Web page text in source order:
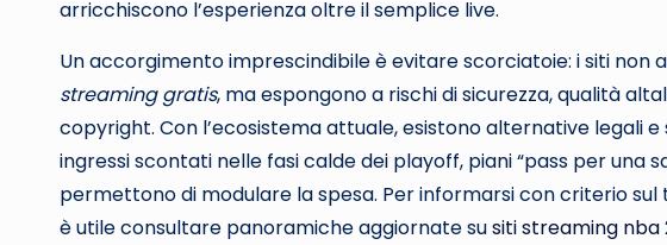
arricchiscono l’esperienza oltre il semplice live.
Un accorgimento imprescindibile è evitare scorciatoie: i siti
streaming gratis, ma espongono a rischi di sicurezza, qualità
copyright. Con l’ecosistema attuale, esistono alternative legali e
ingressi scontati nelle fasi calde dei playoff, piani “pass per una
permettono di modulare la spesa. Per informarsi con criterio
è utile consultare panoramiche aggiornate susiti streaming nba